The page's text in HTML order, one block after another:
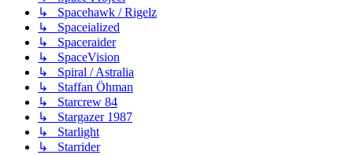
↳ Spacehawk / Rigelz
↳ Spaceialized
↳ Spaceraider
↳ SpaceVision
↳ Spiral / Astralia
↳ Staffan Öhman
↳ Starcrew 84
↳ Stargazer 1987
↳ Starlight
↳ Starrider